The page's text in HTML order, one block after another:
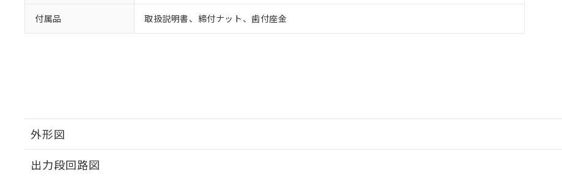
付属品 取扱説明書、締付ナット、歯付座金
外形図
出力段回路図